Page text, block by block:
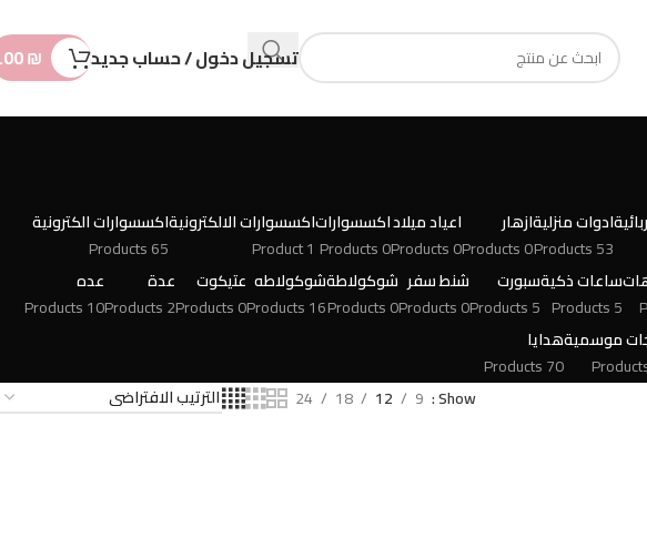
تسجيل دخول / حساب جديد ₪
ادوات منزلية
53 Products
ازهار
0 Products
اعياد ميلاد
0 Products
اكسسوارات
0 Products
اكسسوارات الالكترونية
1 Product
اكسسوارات الكترونية
65 Products
ساعات ذكية
5 Products
سبورت
5 Products
شنط سفر
0 Products
شوكولاطة
0 Products
شوكولاطه
16 Products
عتيكوت
0 Products
عدة
2 Products
عده
10 Products
موسميةهدايا
70 Products
Show
9
12
18
24